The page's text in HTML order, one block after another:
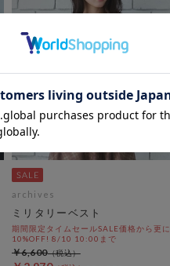
archives
ミリタリーベスト
期間限定タイムセールSALE価格から更に
10%OFF! 8/10 10:00まで
￥6,600